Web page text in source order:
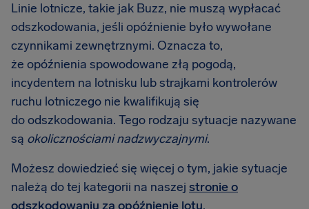
Linie lotnicze, takie jak Buzz, nie muszą wypłacać
odszkodowania, jeśli opóźnienie było wywołane
czynnikami zewnętrznymi. Oznacza to,
że opóźnienia spowodowane złą pogodą,
incydentem na lotnisku lub strajkami kontrolerów
ruchu lotniczego nie kwalifikują się
do odszkodowania. Tego rodzaju sytuacje nazywane
są okolicznościami nadzwyczajnymi.
Możesz dowiedzieć się więcej o tym, jakie sytuacje
należą do tej kategorii na naszej stronie o
odszkodowaniu za opóźnienie lotu.